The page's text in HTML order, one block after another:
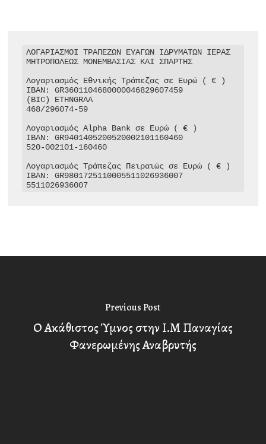
ΛΟΓΑΡΙΑΣΜΟΙ ΤΡΑΠΕΖΩΝ ΕΥΑΓΩΝ ΙΔΡΥΜΑΤΩΝ ΙΕΡΑΣ
ΜΗΤΡΟΠΟΛΕΩΣ ΜΟΝΕΜΒΑΣΙΑΣ ΚΑΙ ΣΠΑΡΤΗΣ
Λογαριασμός Εθνικής Τράπεζας σε Ευρώ ( € )
IBAN: GR3601104680000046829607459
(BIC) ETHNGRAA
468/296074-59
Λογαριασμός Alpha Bank σε Ευρώ ( € )
IBAN: GR9401405200520002101160460
520-002101-160460
Λογαριασμός Τράπεζας Πειραιώς σε Ευρώ ( € )
IBAN: GR9801725110005511026936007
5511026936007
Previous Post
Ο Ακάθιστος Ύμνος στην Ι.Μ Παναγίας
Φανερωμένης Αναβρυτής